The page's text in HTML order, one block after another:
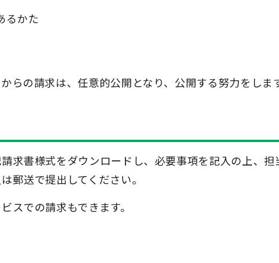
るかた
らの請求は、任意的公開となり、公開する努力をしま
求書様式をダウンロードし、必要事項を記入の上、担
郵送で提出してください。
スでの請求もできます。